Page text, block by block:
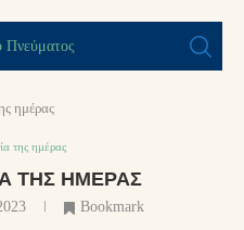
ημέρας
της ημέρας
ΤΗΣ ΗΜΈΡΑΣ
Bookmark